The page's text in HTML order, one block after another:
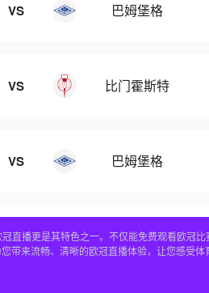
VS 巴姆堡格
VS 比门霍斯特
VS 巴姆堡格
直播更是其特色之一。不仅能免费观看欧冠
来流畅、清晰的欧冠直播体验，让您感受体